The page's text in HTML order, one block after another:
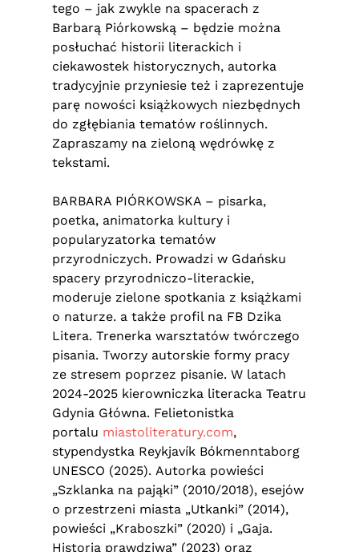
tego – jak zwykle na spacerach z
Barbarą Piórkowską – będzie można
posłuchać historii literackich i
ciekawostek historycznych, autorka
tradycyjnie przyniesie też i zaprezentuje
parę nowości książkowych niezbędnych
do zgłębiania tematów roślinnych.
Zapraszamy na zieloną wędrówkę z
tekstami.
BARBARA PIÓRKOWSKA – pisarka,
poetka, animatorka kultury i
popularyzatorka tematów
przyrodniczych. Prowadzi w Gdańsku
spacery przyrodniczo-literackie,
moderuje zielone spotkania z książkami
o naturze. a także profil na FB Dzika
Litera. Trenerka warsztatów twórczego
pisania. Tworzy autorskie formy pracy
ze stresem poprzez pisanie. W latach
2024-2025 kierowniczka literacka Teatru
Gdynia Główna. Felietonistka
portalu miastoliteratury.com,
stypendystka Reykjavík Bókmenntaborg
UNESCO (2025). Autorka powieści
„Szklanka na pająki” (2010/2018), esejów
o przestrzeni miasta „Utkanki” (2014),
powieści „Kraboszki” (2020) i „Gaja.
Historia prawdziwa” (2023) oraz